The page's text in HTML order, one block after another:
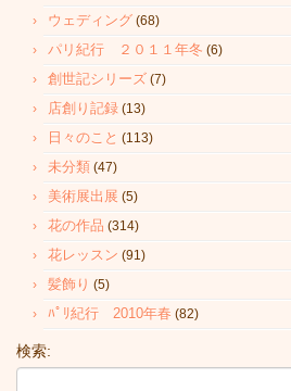
ウェディング (68)
パリ紀行 ２０１１年冬 (6)
創世記シリーズ (7)
店創り記録 (13)
日々のこと (113)
未分類 (47)
美術展出展 (5)
花の作品 (314)
花レッスン (91)
髪飾り (5)
ﾊﾟﾘ紀行 2010年春 (82)
検索: